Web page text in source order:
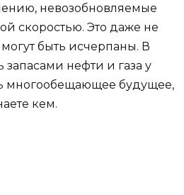
невозобновляемые
скоростью. Это даже не
быть исчерпаны. В
нефти и газа у
многообещающее будущее,
кем.